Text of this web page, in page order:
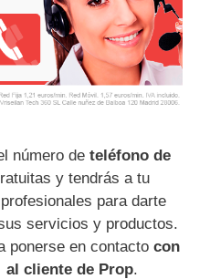
número de teléfono de
y tendrás a tu
para darte
servicios y productos.
ponerse en contacto con
cliente de Prop.